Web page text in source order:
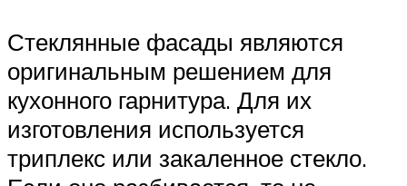
Стеклянные фасады являются
оригинальным решением для
кухонного гарнитура. Для их
изготовления используется
триплекс или закаленное стекло.